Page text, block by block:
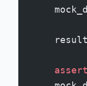
    assert